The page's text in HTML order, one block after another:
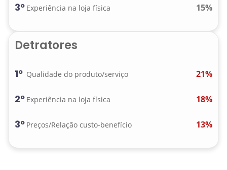
3º Experiência na loja física 15%
Detratores
1º Qualidade do produto/serviço 21%
2º Experiência na loja física 18%
3º Preços/Relação custo-benefício 13%